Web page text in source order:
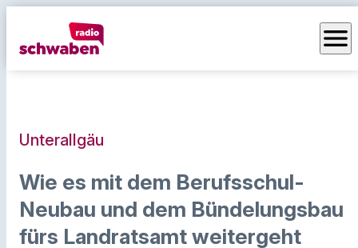
menu
Unterallgäu
Wie es mit dem Berufsschul-
Neubau und dem Bündelungsbau
fürs Landratsamt weitergeht